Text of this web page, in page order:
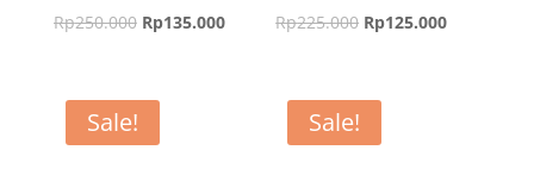
Rp250.000 Rp135.000 Rp225.000 Rp125.000
Sale! Sale!